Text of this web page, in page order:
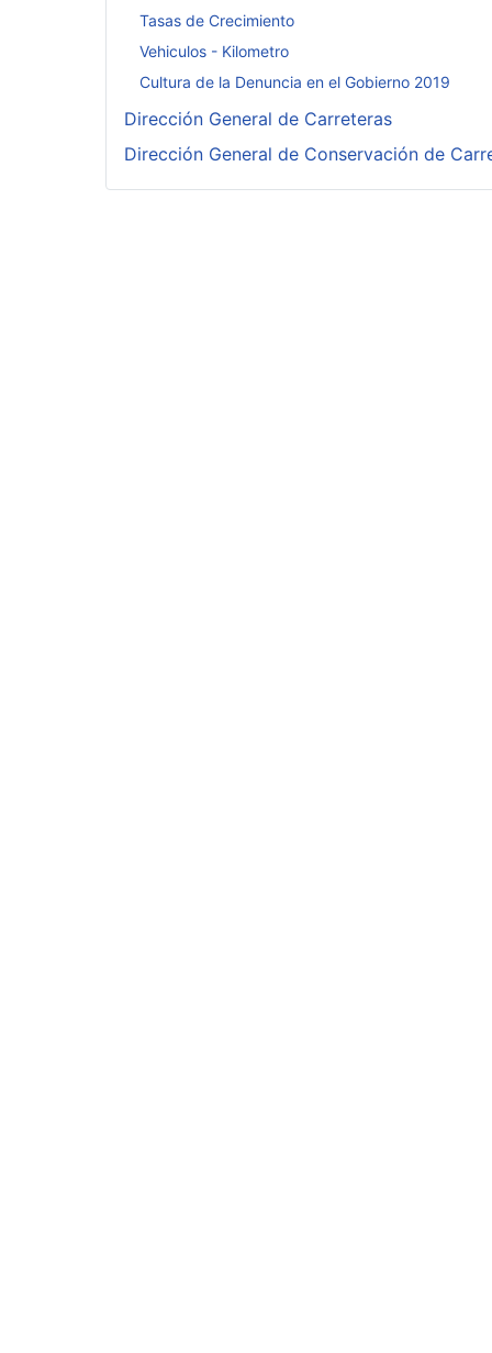
Tasas de Crecimiento
Vehiculos - Kilometro
Cultura de la Denuncia en el Gobierno 2019
Dirección General de Carreteras
Dirección General de Conservación de